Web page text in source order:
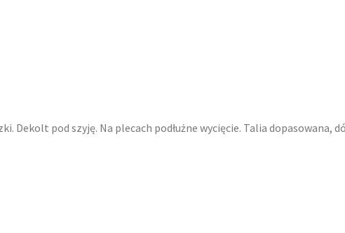
Dekolt pod szyję. Na plecach podłużne wycięcie. Talia dopasowana,